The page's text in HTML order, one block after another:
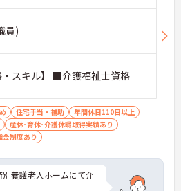
員)
・スキル】 ■介護福祉士資格
住宅手当・補助
年間休日110日以上
産休･育休･介護休暇取得実績あり
金制度あり
養護老人ホームにて介